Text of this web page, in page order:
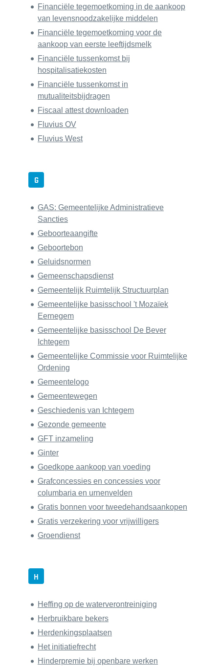
Financiële tegemoetkoming in de aankoop
van levensnoodzakelijke middelen
Financiële tegemoetkoming voor de
aankoop van eerste leeftijdsmelk
Financiële tussenkomst bij
hospitalisatiekosten
Financiële tussenkomst in
mutualiteitsbijdragen
Fiscaal attest downloaden
Fluvius OV
Fluvius West
G
GAS: Gemeentelijke Administratieve
Sancties
Geboorteaangifte
Geboortebon
Geluidsnormen
Gemeenschapsdienst
Gemeentelijk Ruimtelijk Structuurplan
Gemeentelijke basisschool 't Mozaïek
Eernegem
Gemeentelijke basisschool De Bever
Ichtegem
Gemeentelijke Commissie voor Ruimtelijke
Ordening
Gemeentelogo
Gemeentewegen
Geschiedenis van Ichtegem
Gezonde gemeente
GFT inzameling
Ginter
Goedkope aankoop van voeding
Grafconcessies en concessies voor
columbaria en urnenvelden
Gratis bonnen voor tweedehandsaankopen
Gratis verzekering voor vrijwilligers
Groendienst
H
Heffing op de waterverontreiniging
Herbruikbare bekers
Herdenkingsplaatsen
Het initiatiefrecht
Hinderpremie bij openbare werken